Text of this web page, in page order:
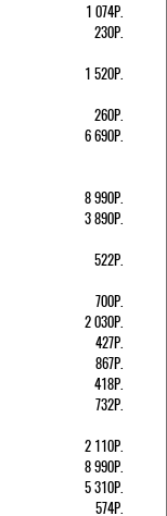
1 074Р.
230Р.
1 520Р.
260Р.
6 690Р.
8 990Р.
3 890Р.
522Р.
700Р.
2 030Р.
427Р.
867Р.
418Р.
732Р.
2 110Р.
8 990Р.
5 310Р.
574Р.